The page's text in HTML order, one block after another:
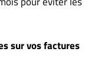
sur vos factures